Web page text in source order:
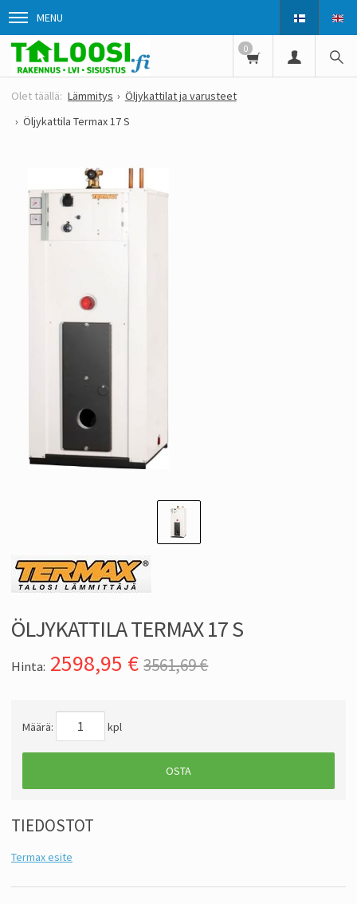
MENU
0
Lämmitys
Öljykattilat ja varusteet
Öljykattila Termax 17 S
ÖLJYKATTILA TERMAX 17 S
Hinta: 2598,95 € 3561,69 €
Määrä: kpl
OSTA
TIEDOSTOT
Termax esite